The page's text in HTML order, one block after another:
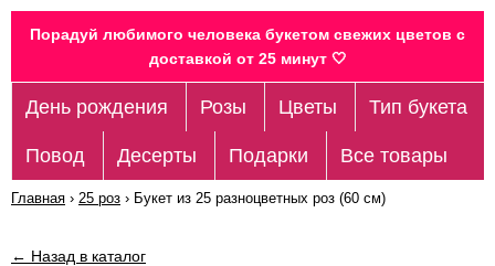
Порадуй любимого человека букетом свежих цветов c
доставкой от 25 минут 🤍
День рождения Розы Цветы Тип букета
Повод Десерты Подарки Все товары
Главная › 25 роз › Букет из 25 разноцветных роз (60 см)
← Назад в каталог